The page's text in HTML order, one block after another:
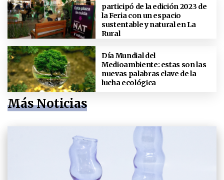
participó de la edición 2023 de
la Feria con un espacio
sustentable y natural en La
Rural
Día Mundial del
Medioambiente: estas son las
nuevas palabras clave de la
lucha ecológica
Más Noticias